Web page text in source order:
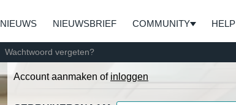
NIEUWS NIEUWSBRIEF COMMUNITY HELP
Wachtwoord vergeten?
Account aanmaken of inloggen